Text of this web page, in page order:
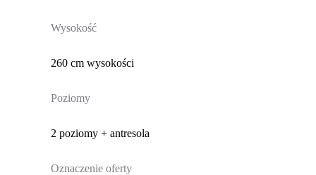
Wysokość
260 cm wysokości
Poziomy
2 poziomy + antresola
Oznaczenie oferty